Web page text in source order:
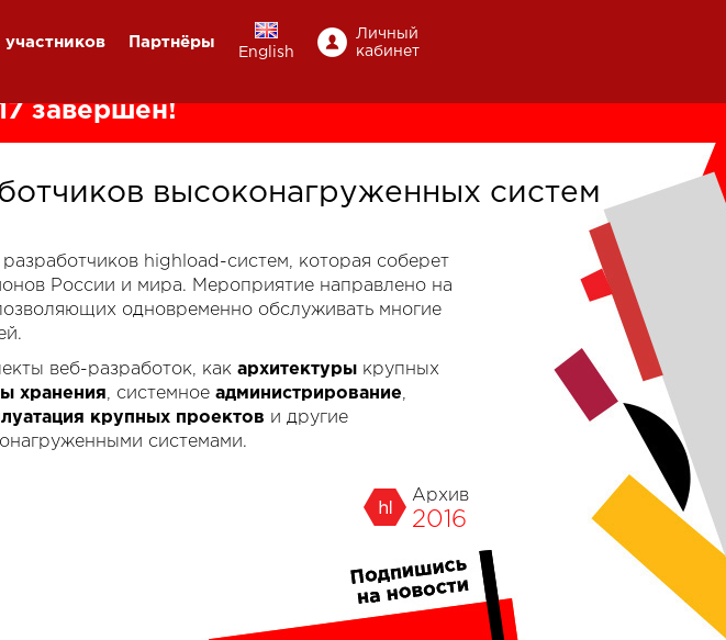
участников Партнёры
English
Личный
кабинет
завершён!
высоконагруженных систем
разработчиков highload-систем, которая соберет
России и мира. Мероприятие направлено на
одновременно обслуживать многие
веб-разработок, как архитектуры крупных
хранения, системное администрирование,
крупных проектов и другие
системами.
Архив
2016